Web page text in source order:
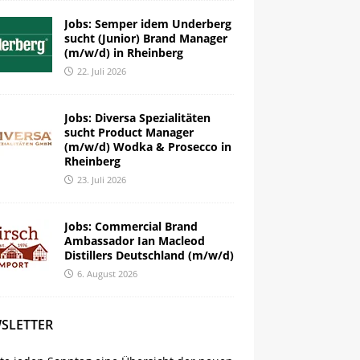
Jobs: Semper idem Underberg
sucht (Junior) Brand Manager
(m/w/d) in Rheinberg
22. Juli 2026
Jobs: Diversa Spezialitäten
sucht Product Manager
(m/w/d) Wodka & Prosecco in
Rheinberg
23. Juli 2026
Jobs: Commercial Brand
Ambassador Ian Macleod
Distillers Deutschland (m/w/d)
6. August 2026